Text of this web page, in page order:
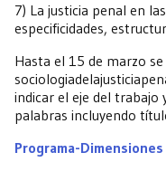
7) La justicia penal en
especificidades,
Hasta el 15 de marzo
indicar el eje del
palabras incluyendo
Programa-